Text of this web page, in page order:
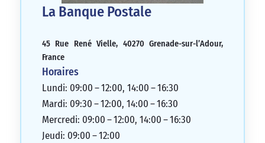
La Banque Postale
45 Rue René Vielle, 40270 Grenade-sur-l’Adour,
France
Horaires
Lundi: 09:00 – 12:00, 14:00 – 16:30
Mardi: 09:30 – 12:00, 14:00 – 16:30
Mercredi: 09:00 – 12:00, 14:00 – 16:30
Jeudi: 09:00 – 12:00